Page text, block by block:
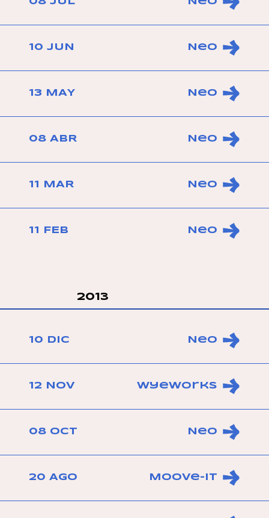
10 JUN Neo
13 MAY Neo
08 ABR Neo
11 MAR Neo
11 FEB Neo
2013
10 DIC Neo
12 NOV WyeWorks
08 OCT Neo
20 AGO Moove-IT